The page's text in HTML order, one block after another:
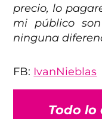
precio, lo
mi público
ninguna
FB: IvanNieblas
Todo lo